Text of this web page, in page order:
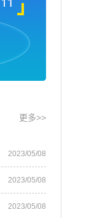
更多>>
2023/05/08
2023/05/08
2023/05/08